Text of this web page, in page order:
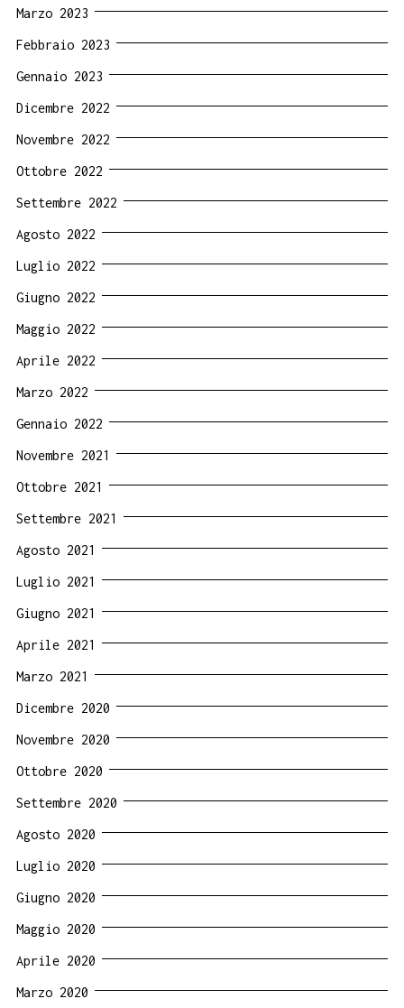
Marzo 2023
Febbraio 2023
Gennaio 2023
Dicembre 2022
Novembre 2022
Ottobre 2022
Settembre 2022
Agosto 2022
Luglio 2022
Giugno 2022
Maggio 2022
Aprile 2022
Marzo 2022
Gennaio 2022
Novembre 2021
Ottobre 2021
Settembre 2021
Agosto 2021
Luglio 2021
Giugno 2021
Aprile 2021
Marzo 2021
Dicembre 2020
Novembre 2020
Ottobre 2020
Settembre 2020
Agosto 2020
Luglio 2020
Giugno 2020
Maggio 2020
Aprile 2020
Marzo 2020